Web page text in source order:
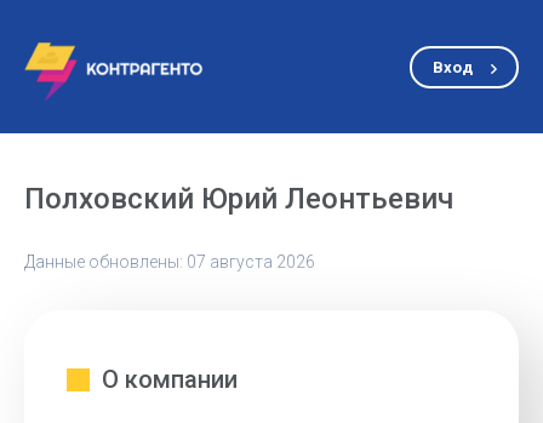
Вход
Полховский Юрий Леонтьевич
Данные обновлены: 07 августа 2026
О компании